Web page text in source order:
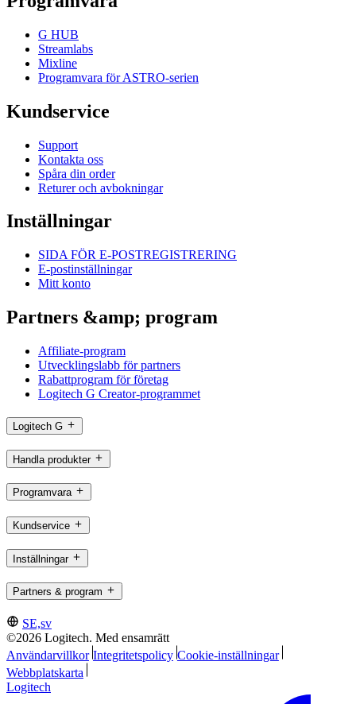
G HUB
Streamlabs
Mixline
Programvara för ASTRO-serien
Kundservice
Support
Kontakta oss
Spåra din order
Returer och avbokningar
Inställningar
SIDA FÖR E-POSTREGISTRERING
E-postinställningar
Mitt konto
Partners &amp; program
Affiliate-program
Utvecklingslabb för partners
Rabattprogram för företag
Logitech G Creator-programmet
Logitech G
Handla produkter
Programvara
Kundservice
Inställningar
Partners & program
SE,sv
©2026 Logitech. Med ensamrätt
Användarvillkor Integritetspolicy Cookie-inställningar
Webbplatskarta
Logitech